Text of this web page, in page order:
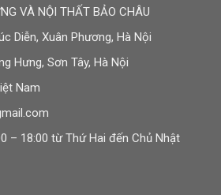
VÀ NỘI THẤT BẢO CHÂU
Diễn, Xuân Phương, Hà Nội
Hưng, Sơn Tây, Hà Nội
Nam
– 18:00 từ Thứ Hai đến Chủ Nhật